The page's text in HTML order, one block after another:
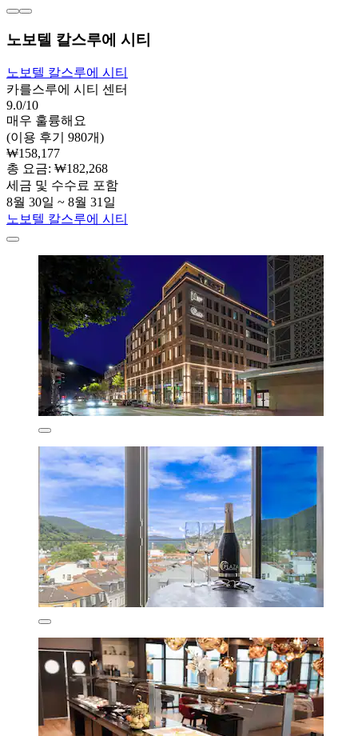
노보텔 칼스루에 시티
노보텔 칼스루에 시티
카를스루에 시티 센터
9.0/10
매우 훌륭해요
(이용 후기 980개)
₩158,177
총 요금: ₩182,268
세금 및 수수료 포함
8월 30일 ~ 8월 31일
노보텔 칼스루에 시티